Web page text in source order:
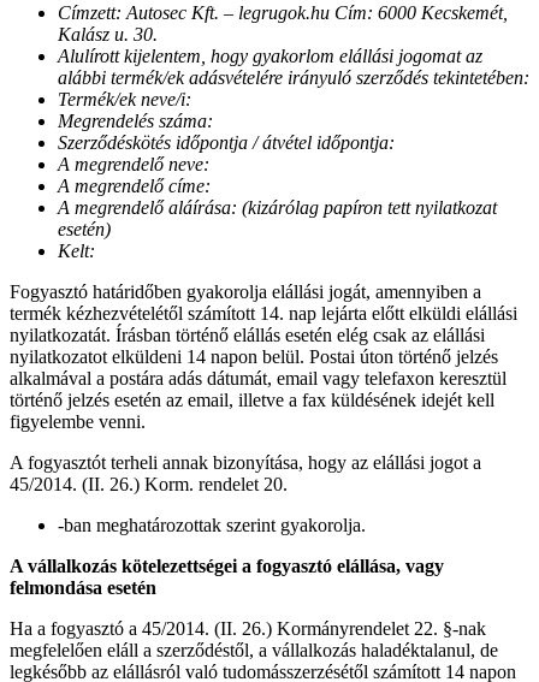
Címzett: Autosec Kft. – legrugok.hu Cím: 6000 Kecskemét,
Kalász u. 30.
Alulírott kijelentem, hogy gyakorlom elállási jogomat az
alábbi termék/ek adásvételére irányuló szerződés tekintetében:
Termék/ek neve/i:
Megrendelés száma:
Szerződéskötés időpontja / átvétel időpontja:
A megrendelő neve:
A megrendelő címe:
A megrendelő aláírása: (kizárólag papíron tett nyilatkozat
esetén)
Kelt:
Fogyasztó határidőben gyakorolja elállási jogát, amennyiben a
termék kézhezvételétől számított 14. nap lejárta előtt elküldi elállási
nyilatkozatát. Írásban történő elállás esetén elég csak az elállási
nyilatkozatot elküldeni 14 napon belül. Postai úton történő jelzés
alkalmával a postára adás dátumát, email vagy telefaxon keresztül
történő jelzés esetén az email, illetve a fax küldésének idejét kell
figyelembe venni.
A fogyasztót terheli annak bizonyítása, hogy az elállási jogot a
45/2014. (II. 26.) Korm. rendelet 20.
-ban meghatározottak szerint gyakorolja.
A vállalkozás kötelezettségei a fogyasztó elállása, vagy
felmondása esetén
Ha a fogyasztó a 45/2014. (II. 26.) Kormányrendelet 22. §-nak
megfelelően eláll a szerződéstől, a vállalkozás haladéktalanul, de
legkésőbb az elállásról való tudomásszerzésétől számított 14 napon